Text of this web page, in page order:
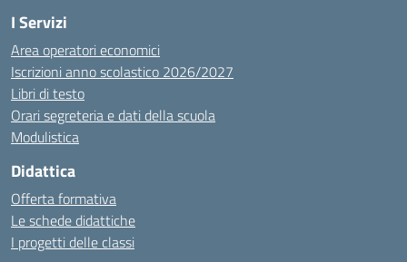
I Servizi
Area operatori economici
Iscrizioni anno scolastico 2026/2027
Libri di testo
Orari segreteria e dati della scuola
Modulistica
Didattica
Offerta formativa
Le schede didattiche
I progetti delle classi